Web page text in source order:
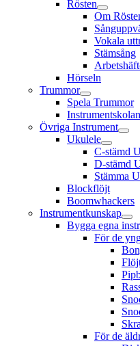
Rösten
Om
Vokala
Stämsång
Hörseln
Trummor
Spela Trummor
Övriga Instrument
Ukulele
C-stämd
D-stämd
Stämma
Blockflöjt
Boomwhackers
Instrumentkunskap
Bygga egna
För de
För de